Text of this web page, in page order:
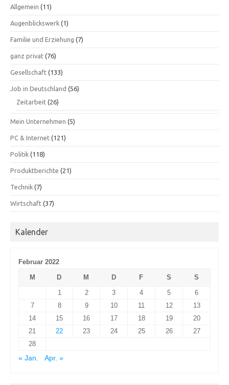
Allgemein (11)
Augenblickswerk (1)
Familie und Erziehung (7)
ganz privat (76)
Gesellschaft (133)
Job in Deutschland (56)
Zeitarbeit (26)
Mein Unternehmen (5)
PC & Internet (121)
Politik (118)
Produktberichte (21)
Technik (7)
Wirtschaft (37)
Kalender
Februar 2022
M
D M D F S
S
1
2 3 4 5
6
7
8 9 10 11 12
13
14
15 16 17 18 19
20
21
22 23 24 25 26
27
28
« Jan.
Apr. »